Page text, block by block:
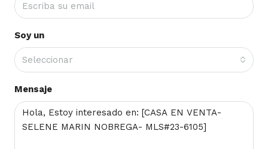
Soy un
Seleccionar
Mensaje